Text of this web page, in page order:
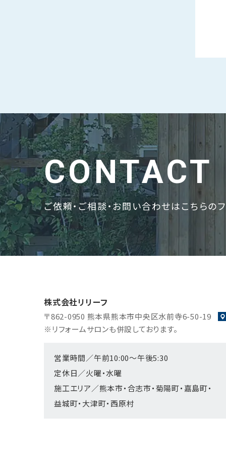
ご依頼・ご相談・お問い合わせはこちらの
CONTACT
株式会社リリーフ
〒862-0950 熊本県熊本市中央区水前寺6-50-19
※リフォームサロンも併設しております。
営業時間／午前10:00～午後5:30
定休日／火曜・水曜
施工エリア／熊本市・合志市・菊陽町・嘉島町・
益城町・大津町・西原村